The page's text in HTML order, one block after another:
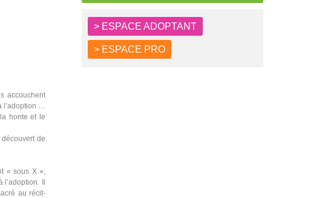
accouchent
l’adoption …
honte et le
de
« sous X »,
Il
au récit-
> ESPACE ADOPTANT
> ESPACE PRO